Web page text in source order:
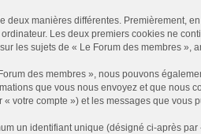
deux manières différentes. Premièrement,
Les deux premiers cookies ne
les sujets de « Le Forum des membres »,
des membres », nous pouvons
que vous nous envoyez et que nous
votre compte ») et les messages que
un identifiant unique (désigné ci-après